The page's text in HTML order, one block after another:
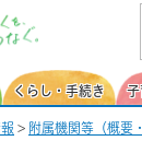
くらし・手続き 子
> 附属機関等（概要